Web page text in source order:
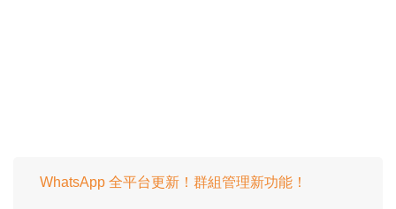
WhatsApp 全平台更新！群組管理新功能！